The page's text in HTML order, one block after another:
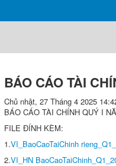
BÁO CÁO TÀI
Chủ nhật, 27 Tháng 4 2025
BÁO CÁO TÀI CHÍNH QUÝ I
FILE ĐÍNH KÈM:
1.VI_BaoCaoTaiChinh
2.VI_HN